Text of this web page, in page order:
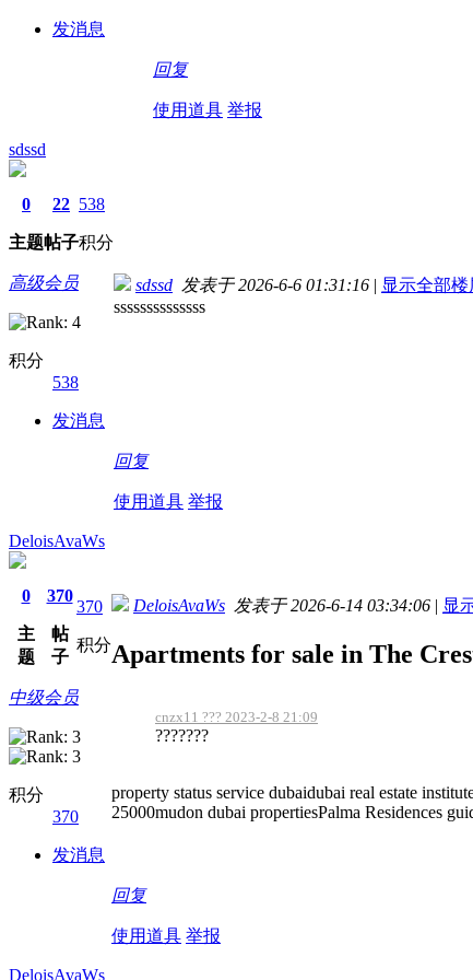
发消息
回复
使用道具 举报
sdssd
0
主题
22
帖子
538
积分
高级会员
积分
538
发消息
sdssd 发表于 2026-6-6 01:31:16 | 显示全部楼
ssssssssssssss
回复
使用道具 举报
DeloisAvaWs
0
主
题
370
帖
子
370
积分
中级会员
积分
370
发消息
DeloisAvaWs 发表于 2026-6-14 03:34:06 | 显
Apartments for sale in The
cnzx11 ??? 2023-2-8 21:09
???????
property status service dubaidubai real estate
25000mudon dubai propertiesPalma Residences
回复
使用道具 举报
DeloisAvaWs